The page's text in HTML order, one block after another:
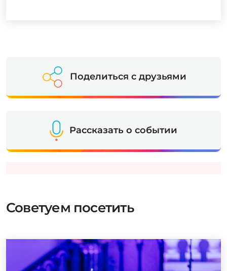
Поделиться с друзьями
Рассказать о событии
Советуем посетить